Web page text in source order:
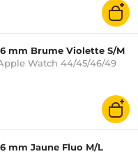
mm Brume Violette S/M
Watch 44/45/46/49
mm Jaune Fluo M/L